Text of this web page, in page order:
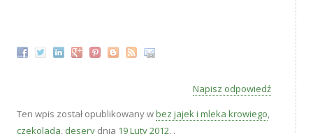
Napisz odpowiedź
Ten wpis został opublikowany wbez jajek i mleka krowiego
czekolada desery dnia 19 Luty 2012 .